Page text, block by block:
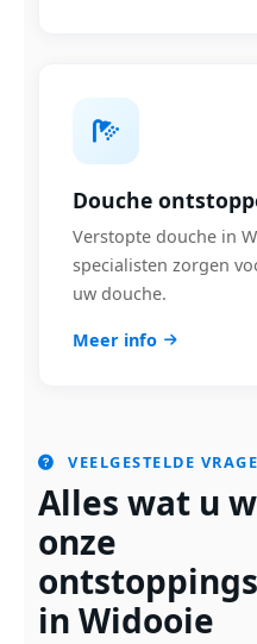
Douche
Verstopte douche in
specialisten zorgen
uw douche.
Meer info
VEELGESTELDE
Alles wat u
onze
in Widooie